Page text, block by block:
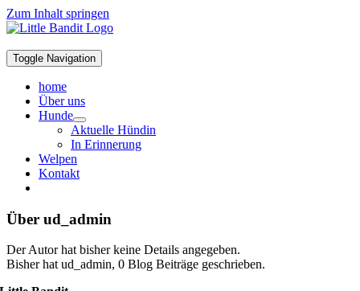
Zum Inhalt springen
Toggle Navigation
home
Über uns
Hunde
Aktuelle Hündin
In Erinnerung
Welpen
Kontakt
Über ud_admin
Der Autor hat bisher keine Details angegeben.
Bisher hat ud_admin, 0 Blog Beiträge geschrieben.